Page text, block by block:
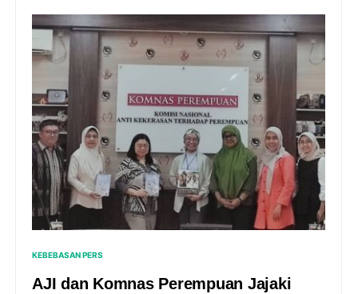
KEBEBASAN PERS
AJI dan Komnas Perempuan Jajaki